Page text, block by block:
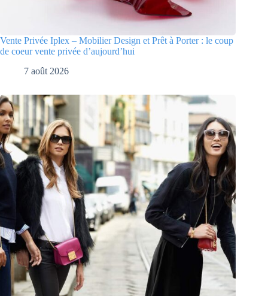
Vente Privée Iplex – Mobilier Design et Prêt à Porter : le coup
de coeur vente privée d’aujourd’hui
7 août 2026